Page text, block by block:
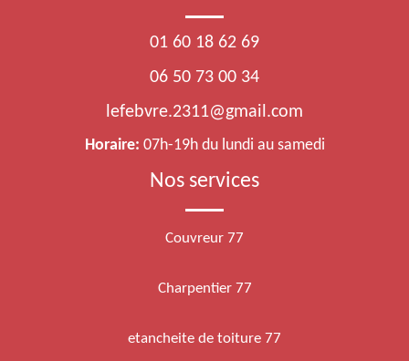
01 60 18 62 69
06 50 73 00 34
lefebvre.2311@gmail.com
Horaire: 07h-19h du lundi au samedi
Nos services
Couvreur 77
Charpentier 77
etancheite de toiture 77